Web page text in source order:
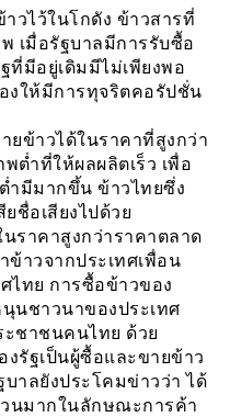
วไว้ในโกดัง ข้าวสารที่
เมื่อรัฐบาลมีการรับซื้อ
ที่มีอยู่เดิมมีไม่เพียงพอ
งให้มีการทุจริตคอรัปชั่น
ยข้าวได้ในราคาที่สูงกว่า
ต่ำที่ให้ผลผลิตเร็ว เพื่อ
ำมีมากขึ้น ข้าวไทยซึ่ง
ชื่อเสียงไปด้วย
ราคาสูงกว่าราคาตลาด
ข้าวจากประเทศเพื่อน
ไทย การซื้อข้าวของ
นชาวนาของประเทศ
ชาชนคนไทย ด้วย
รัฐเป็นผู้ซื้อและขายข้าว
าลยังประโคมข่าวว่า ได้
วนมากในลักษณะการค้า